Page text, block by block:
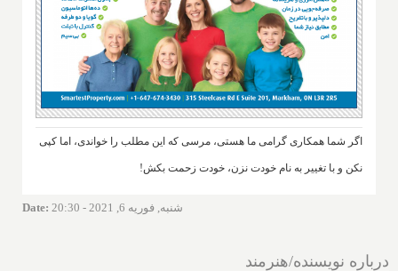
اگر شما همکاری گرامی ما هستی، مرسی که این مطلب را خواندی، اما کپی
نکن و با تغییر به نام خودت نزن، خودت زحمت بکش!
Date: شنبه, فوریه 6, 2021 - 20:30
درباره نویسنده/هنرمند